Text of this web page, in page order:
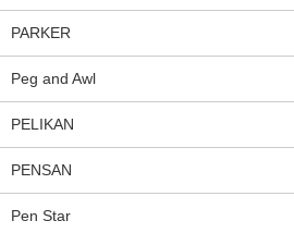
PARKER
Peg and Awl
PELIKAN
PENSAN
Pen Star